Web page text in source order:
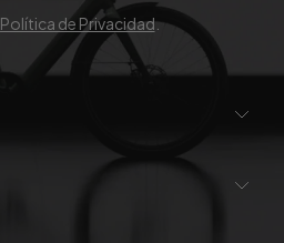
Política de Privacidad.